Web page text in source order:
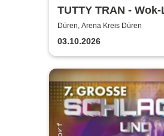
TUTTY TRAN -
Balance
Düren, Arena Kreis Düren
03.10.2026